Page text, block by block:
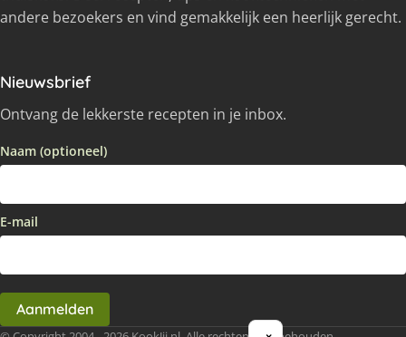
andere bezoekers en vind gemakkelijk een heerlijk gerecht.
Nieuwsbrief
Ontvang de lekkerste recepten in je inbox.
Naam (optioneel)
E-mail
Aanmelden